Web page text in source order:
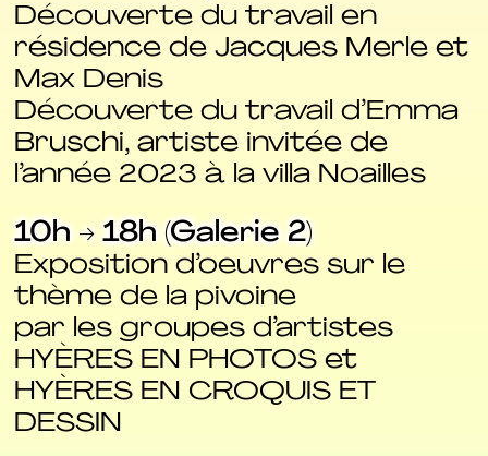
Découverte du travail en
résidence de Jacques Merle et
Max Denis
Découverte du travail d’Emma
Bruschi, artiste invitée de
l’année 2023 à la villa Noailles
10h → 18h (Galerie 2)
Exposition d’oeuvres sur le
thème de la pivoine
par les groupes d’artistes
HYÈRES EN PHOTOS et
HYÈRES EN CROQUIS ET
DESSIN